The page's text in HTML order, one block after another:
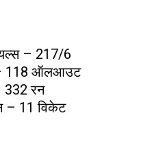
– 217/6
– 118 ऑलआउट
332 रन
– 11 विकेट